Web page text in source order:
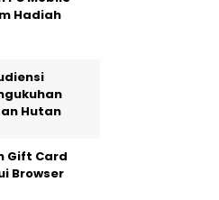
Hadiah
Hutan
Gift Card
Browser